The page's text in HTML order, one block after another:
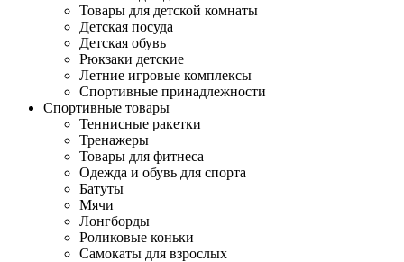
Товары для детской комнаты
Детская посуда
Детская обувь
Рюкзаки детские
Летние игровые комплексы
Спортивные принадлежности
Спортивные товары
Теннисные ракетки
Тренажеры
Товары для фитнеса
Одежда и обувь для спорта
Батуты
Мячи
Лонгборды
Роликовые коньки
Самокаты для взрослых